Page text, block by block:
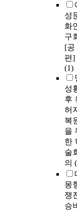
성
화
구
[공
편]
(1)
성
후
허지
복
을
한
술
의
몽
쟁
승비